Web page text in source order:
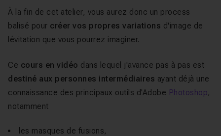
À la fin de cet atelier, vous aurez donc un process
balisé pour créer vos propres variations d'image de
lévitation que vous pourrez imaginer.
Ce cours en vidéo dans lequel j'avance pas à pas est
destiné aux personnes intermédiaires ayant déjà une
connaissance des principaux outils d'Adobe Photoshop,
notamment
les masques de fusions,